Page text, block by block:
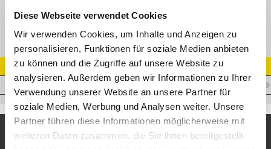
Diese Webseite verwendet Cookies
Wir verwenden Cookies, um Inhalte und Anzeigen zu
personalisieren, Funktionen für soziale Medien anbieten
zu können und die Zugriffe auf unsere Website zu
analysieren. Außerdem geben wir Informationen zu Ihrer
Verwendung unserer Website an unsere Partner für
soziale Medien, Werbung und Analysen weiter. Unsere
Partner führen diese Informationen möglicherweise mit
weiteren Daten zusammen, die Sie ihnen bereitgestellt
Artikel Nr.
V.ZWSTDKOL15/10VA